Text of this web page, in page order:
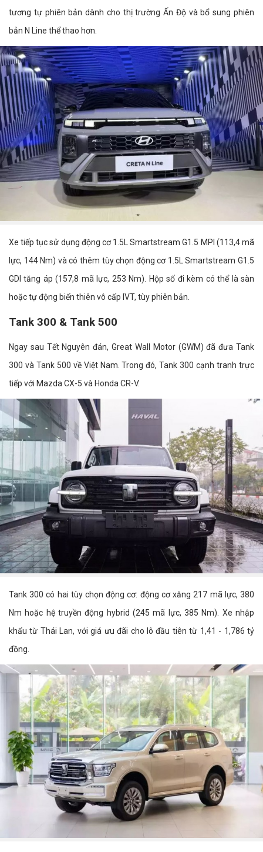
tương tự phiên bản dành cho thị trường Ấn Độ và bổ sung phiên
bản N Line thể thao hơn.
Xe tiếp tục sử dụng động cơ 1.5L Smartstream G1.5 MPI (113,4 mã
lực, 144 Nm) và có thêm tùy chọn động cơ 1.5L Smartstream G1.5
GDI tăng áp (157,8 mã lực, 253 Nm). Hộp số đi kèm có thể là sàn
hoặc tự động biến thiên vô cấp IVT, tùy phiên bản.
Tank 300 & Tank 500
Ngay sau Tết Nguyên đán, Great Wall Motor (GWM) đã đưa Tank
300 và Tank 500 về Việt Nam. Trong đó, Tank 300 cạnh tranh trực
tiếp với Mazda CX-5 và Honda CR-V.
Tank 300 có hai tùy chọn động cơ: động cơ xăng 217 mã lực, 380
Nm hoặc hệ truyền động hybrid (245 mã lực, 385 Nm). Xe nhập
khẩu từ Thái Lan, với giá ưu đãi cho lô đầu tiên từ 1,41 - 1,786 tỷ
đồng.